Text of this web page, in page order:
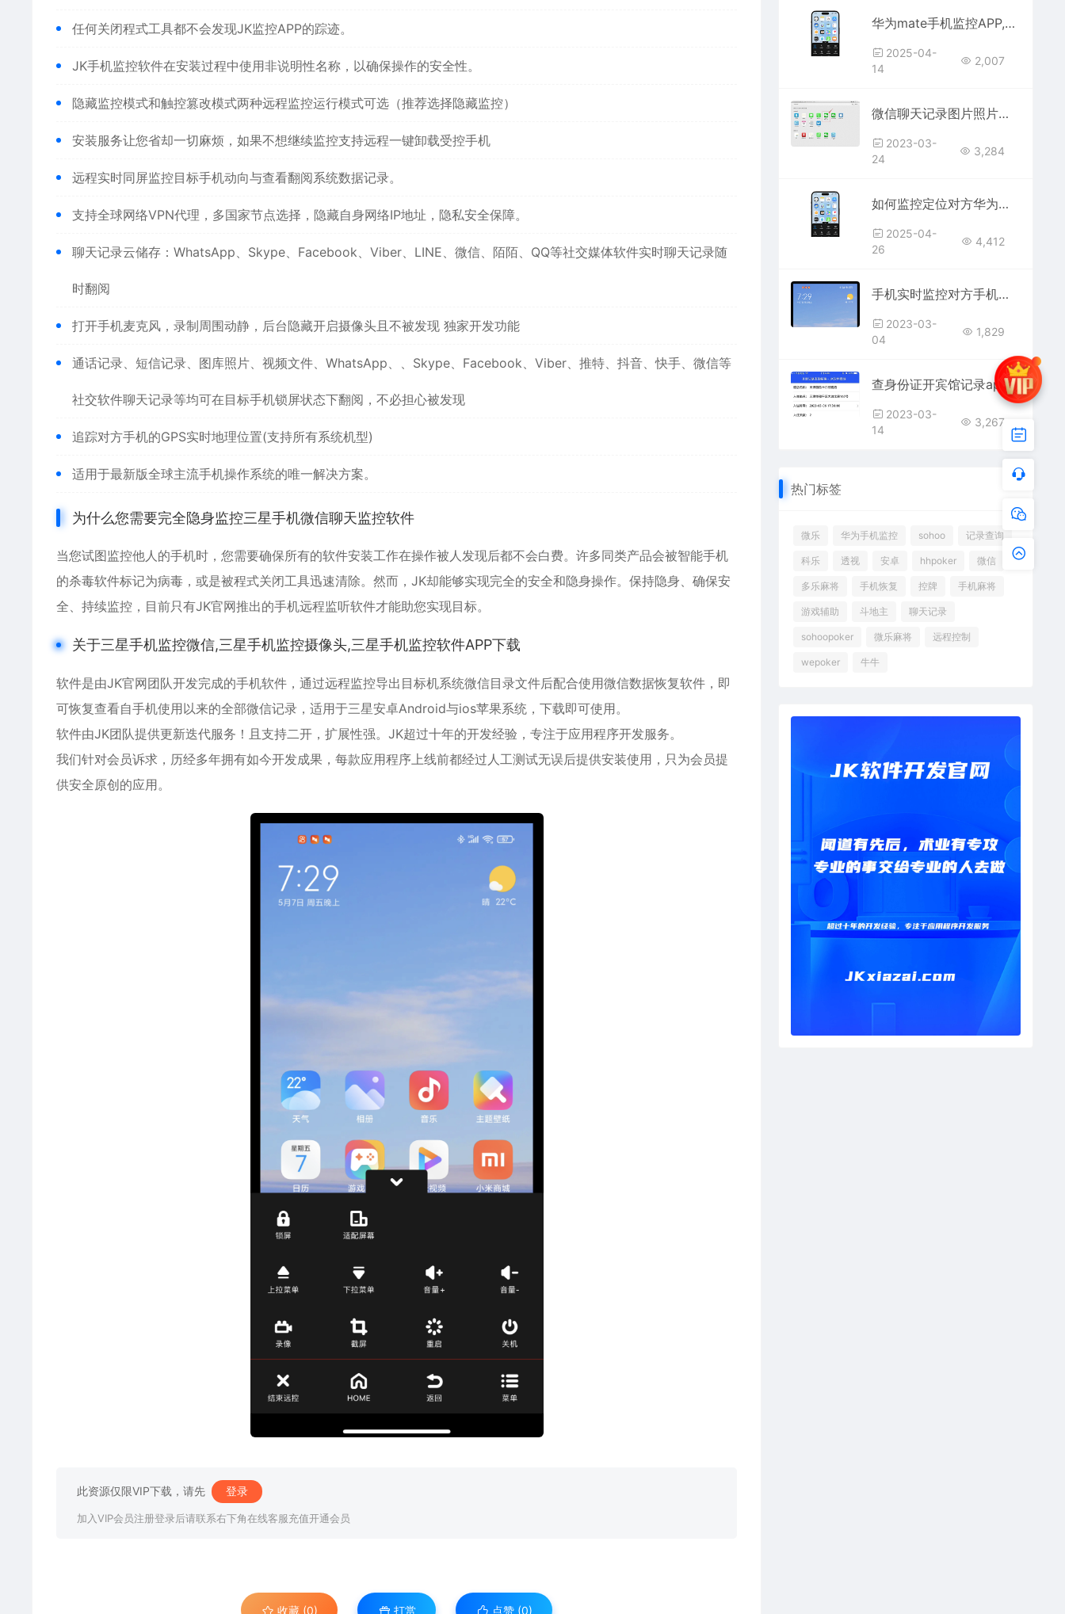
任何关闭程式工具都不会发现JK监控APP的踪迹。
JK手机监控软件在安装过程中使用非说明性名称，以确保操作的安全性。
隐藏监控模式和触控篡改模式两种远程监控运行模式可选（推荐选择隐藏监控）
安装服务让您省却一切麻烦，如果不想继续监控支持远程一键卸载受控手机
远程实时同屏监控目标手机动向与查看翻阅系统数据记录。
支持全球网络VPN代理，多国家节点选择，隐藏自身网络IP地址，隐私安全保障。
聊天记录云储存：WhatsApp、Skype、Facebook、Viber、LINE、微信、陌陌、QQ等社交媒体软件实时聊天记录随
时翻阅
打开手机麦克风，录制周围动静，后台隐藏开启摄像头且不被发现 独家开发功能
通话记录、短信记录、图库照片、视频文件、WhatsApp、、Skype、Facebook、Viber、推特、抖音、快手、微信等
社交软件聊天记录等均可在目标手机锁屏状态下翻阅，不必担心被发现
追踪对方手机的GPS实时地理位置(支持所有系统机型)
适用于最新版全球主流手机操作系统的唯一解决方案。
为什么您需要完全隐身监控三星手机微信聊天监控软件
当您试图监控他人的手机时，您需要确保所有的软件安装工作在操作被人发现后都不会白费。许多同类产品会被智能手机
的杀毒软件标记为病毒，或是被程式关闭工具迅速清除。然而，JK却能够实现完全的安全和隐身操作。保持隐身、确保安
全、持续监控，目前只有JK官网推出的手机远程监听软件才能助您实现目标。
关于三星手机监控微信,三星手机监控摄像头,三星手机监控软件APP下载
软件是由JK官网团队开发完成的手机软件，通过远程监控导出目标机系统微信目录文件后配合使用微信数据恢复软件，即
可恢复查看自手机使用以来的全部微信记录，适用于三星安卓Android与ios苹果系统，下载即可使用。
软件由JK团队提供更新迭代服务！且支持二开，扩展性强。JK超过十年的开发经验，专注于应用程序开发服务。
我们针对会员诉求，历经多年拥有如今开发成果，每款应用程序上线前都经过人工测试无误后提供安装使用，只为会员提
供安全原创的应用。
此资源仅限VIP下载，请先 登录
加入VIP会员注册登录后请联系右下角在线客服充值开通会员
收藏 (0) 打赏 点赞 (0)
华为mate手机监控APP,华为mate系列手机远程同屏监控APP
2025-04-
14
2,007
微信聊天记录图片照片恢复工具（微信聊天记录图片删了怎么找回）
2023-03-
24
3,284
如何监控定位对方华为手机位置和查看微信聊天记录
2025-04-
26
4,412
手机实时监控对方手机软件，如何用手机远程控制手机
2023-03-
04
1,829
查身份证开宾馆记录app，教你查酒店宾馆开发记录APP使用
2023-03-
14
3,267
热门标签
微乐 华为手机监控 sohoo 记录查询
科乐 透视 安卓 hhpoker 微信
多乐麻将 手机恢复 控牌 手机麻将
游戏辅助 斗地主 聊天记录
sohoopoker 微乐麻将 远程控制
wepoker 牛牛